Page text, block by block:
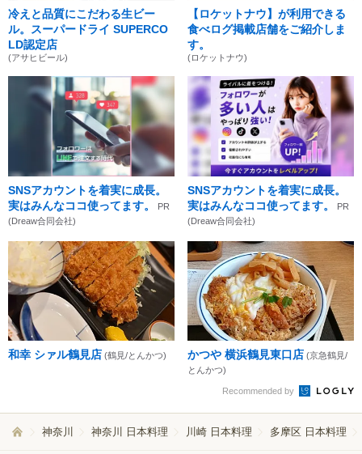
冷えと品質にこだわる生ビー
ル。スーパードライ SUPERCO
LD認定店
(アサヒビール)
【ロケットナウ】が利用できる
食べログ掲載店舗をご紹介しま
す。
(ロケットナウ)
SNSアカウントを着実に成長。
実はみんなココ使ってます。
PR
(Dreaw合同会社)
SNSアカウントを着実に成長。
実はみんなココ使ってます。
PR
(Dreaw合同会社)
和幸 シァル鶴見店 (鶴見/とんかつ) かつや 横浜鶴見東口店 (京急鶴見/
とんかつ)
Recommended by
神奈川 神奈川 日本料理 川崎 日本料理 多摩区 日本料理